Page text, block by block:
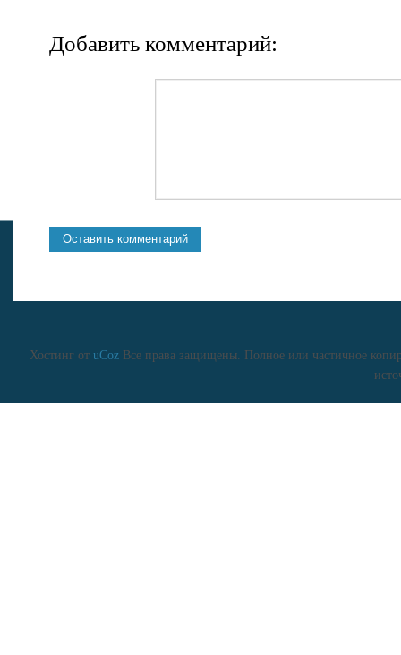
Добавить комментарий:
Хостинг от uCozВсе права защищены. Полное или частичное